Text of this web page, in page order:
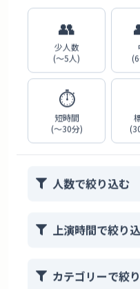
👥
少人数
(〜5人)
⏱️
短時間
(〜30分)
人数で絞り込む
上演時間で絞り
カテゴリーで絞
岡部耕大プロ
の記憶を骨太
岡部耕大さんの経歴、
評価と地域での継承状
記事です。
2026年7月31日
Japanese Theater If You Like
If You Like
Japanese
Work, and
Success
Love Top Girls? Start
ambition, women’s